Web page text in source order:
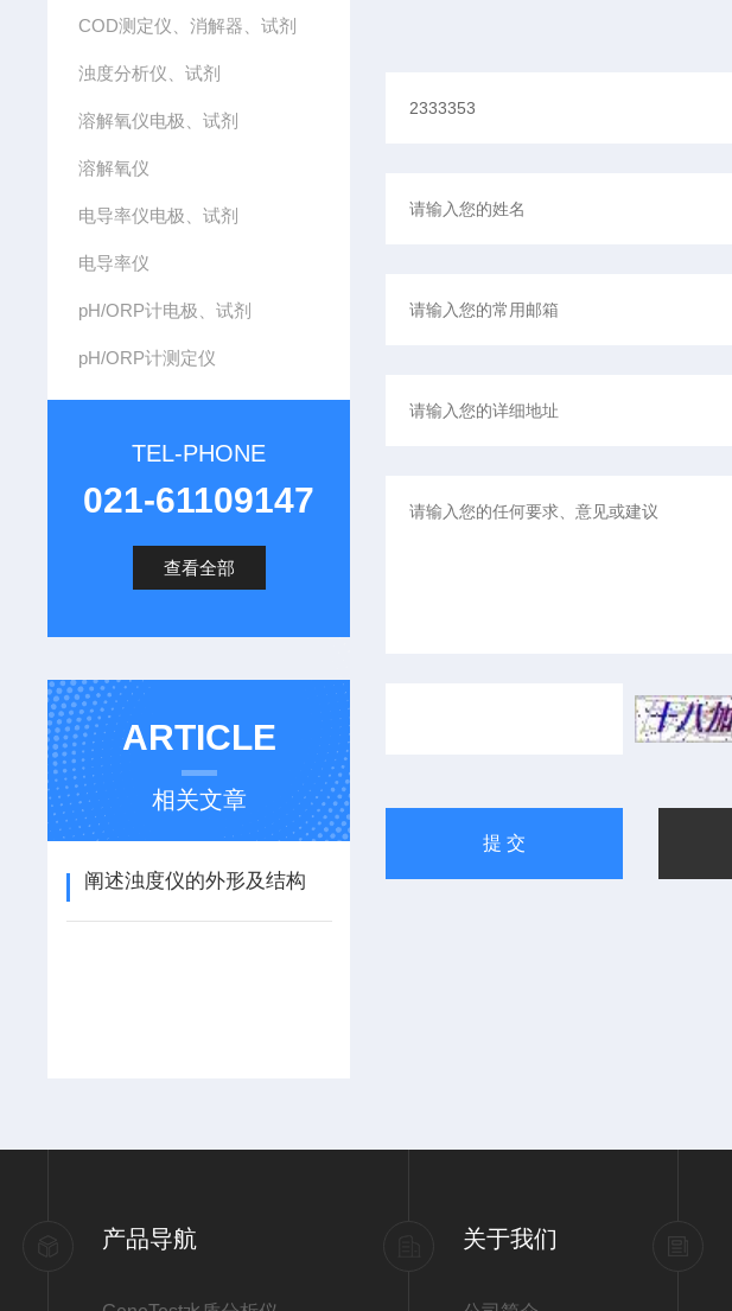
COD测定仪、消解器、试剂
浊度分析仪、试剂
溶解氧仪电极、试剂
溶解氧仪
电导率仪电极、试剂
电导率仪
pH/ORP计电极、试剂
pH/ORP计测定仪
TEL-PHONE
021-61109147
查看全部
ARTICLE
相关文章
阐述浊度仪的外形及结构
产品导航 关于我们